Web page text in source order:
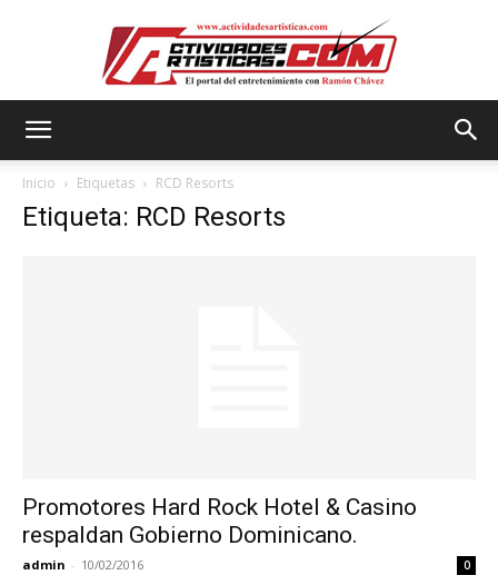
Inicio Etiquetas RCD Resorts
Etiqueta: RCD Resorts
Promotores Hard Rock Hotel & Casino
respaldan Gobierno Dominicano.
admin - 10/02/2016 0